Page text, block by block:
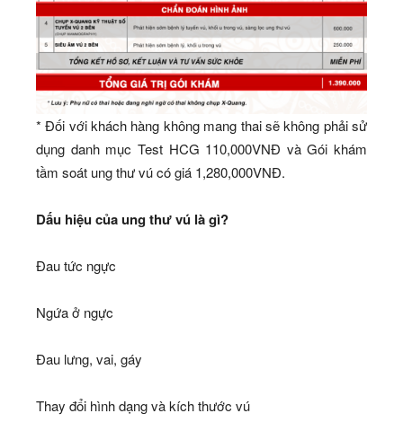
* Đối với khách hàng không mang thai sẽ không phải sử
dụng danh mục Test HCG 110,000VNĐ và Gói khám
tầm soát ung thư vú có giá 1,280,000VNĐ.
Dấu hiệu của ung thư vú là gì?
Đau tức ngực
Ngứa ở ngực
Đau lưng, vai, gáy
Thay đổi hình dạng và kích thước vú